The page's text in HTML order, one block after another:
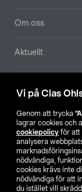
Vi på Clas
Genom att trycka
lagrar cookies och
cookiepolicy för att
analysera
nödvändiga,
cookies krävs inte
nödvändiga för att
du istället vill
Om oss
Aktuellt